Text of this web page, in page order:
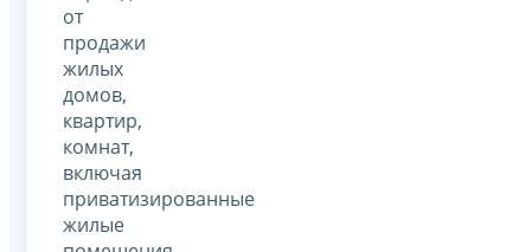
от
продажи
жилых
домов,
квартир,
комнат,
включая
приватизированные
жилые